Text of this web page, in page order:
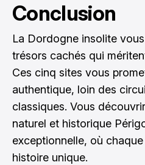
Conclusion
La Dordogne insolite
trésors cachés qui
Ces cinq sites vous
authentique, loin des
classiques. Vous
naturel et historique
exceptionnelle, où
histoire unique.